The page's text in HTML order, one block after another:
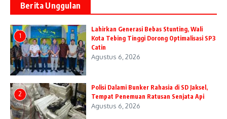
Berita Unggulan
1
Lahirkan Generasi Bebas Stunting, Wali
Kota Tebing Tinggi Dorong Optimalisasi SP3
Catin
Agustus 6, 2026
2
Polisi Dalami Bunker Rahasia di SD Jaksel,
Tempat Penemuan Ratusan Senjata Api
Agustus 6, 2026